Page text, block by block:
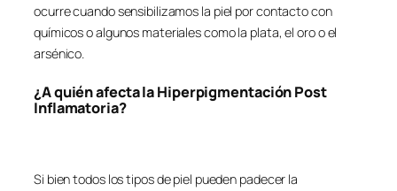
ocurre cuando sensibilizamos la piel por contacto con
químicos o algunos materiales como la plata, el oro o el
arsénico.
¿A quién afecta la Hiperpigmentación Post
Inflamatoria?
Si bien todos los tipos de piel pueden padecer la